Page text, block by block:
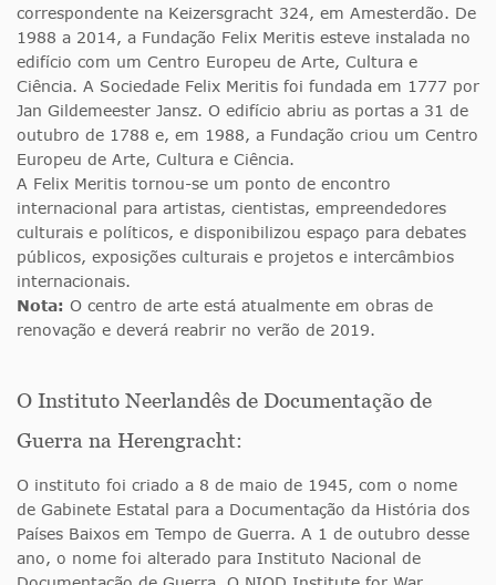
correspondente na Keizersgracht 324, em Amesterdão. De
1988 a 2014, a Fundação Felix Meritis esteve instalada no
edifício com um Centro Europeu de Arte, Cultura e
Ciência. A Sociedade Felix Meritis foi fundada em 1777 por
Jan Gildemeester Jansz. O edifício abriu as portas a 31 de
outubro de 1788 e, em 1988, a Fundação criou um Centro
Europeu de Arte, Cultura e Ciência.
A Felix Meritis tornou-se um ponto de encontro
internacional para artistas, cientistas, empreendedores
culturais e políticos, e disponibilizou espaço para debates
públicos, exposições culturais e projetos e intercâmbios
internacionais.
Nota: O centro de arte está atualmente em obras de
renovação e deverá reabrir no verão de 2019.
O Instituto Neerlandês de Documentação de
Guerra na Herengracht:
O instituto foi criado a 8 de maio de 1945, com o nome
de Gabinete Estatal para a Documentação da História dos
Países Baixos em Tempo de Guerra. A 1 de outubro desse
ano, o nome foi alterado para Instituto Nacional de